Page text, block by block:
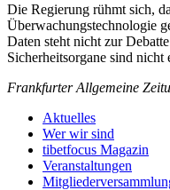
Die Regierung rühmt sich,
Überwachungstechnologie
Daten steht nicht zur
Sicherheitsorgane sind nicht
Frankfurter Allgemeine
Aktuelles
Wer wir sind
tibetfocus Magazin
Veranstaltungen